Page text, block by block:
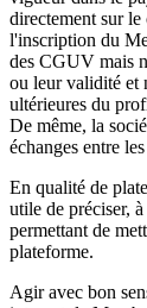
directement sur le
l'inscription du
des CGUV mais
ou leur validité et
ultérieures du
De même, la
échanges entre
En qualité de
utile de préciser,
permettant de
plateforme.
Agir avec bon